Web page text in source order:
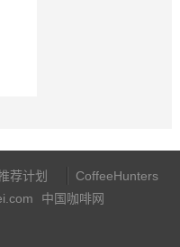
荐计划
CoffeeHunters
中国咖啡网